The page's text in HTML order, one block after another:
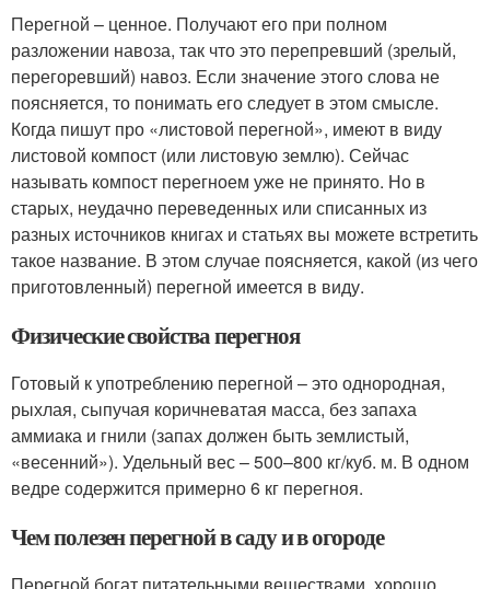
Перегной – ценное. Получают его при полном
разложении навоза, так что это перепревший (зрелый,
перегоревший) навоз. Если значение этого слова не
поясняется, то понимать его следует в этом смысле.
Когда пишут про «листовой перегной», имеют в виду
листовой компост (или листовую землю). Сейчас
называть компост перегноем уже не принято. Но в
старых, неудачно переведенных или списанных из
разных источников книгах и статьях вы можете встретить
такое название. В этом случае поясняется, какой (из чего
приготовленный) перегной имеется в виду.
Физические свойства перегноя
Готовый к употреблению перегной – это однородная,
рыхлая, сыпучая коричневатая масса, без запаха
аммиака и гнили (запах должен быть землистый,
«весенний»). Удельный вес – 500–800 кг/куб. м. В одном
ведре содержится примерно 6 кг перегноя.
Чем полезен перегной в саду и в огороде